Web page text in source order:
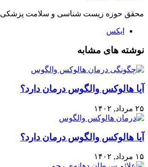
محقق حوزه زیست شناسی و سلامت پزشکی
ایکس
نوشته های مشابه
آیا هالوکس والگوس درمان دارد؟
۲۵ مرداد, ۱۴۰۲
آیا هالوکس والگوس درمان دارد؟
۱۵ مرداد, ۱۴۰۲